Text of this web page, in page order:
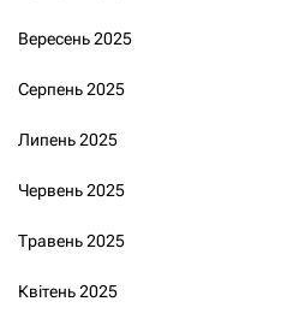
Вересень 2025
Серпень 2025
Липень 2025
Червень 2025
Травень 2025
Квітень 2025